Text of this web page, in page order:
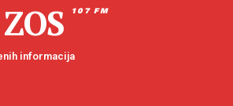
107 FM
informacija